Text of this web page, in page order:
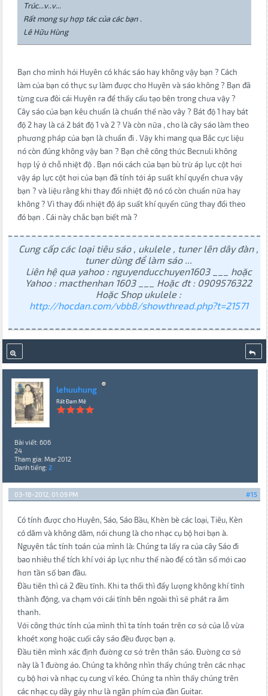
Trúc...v..v...
Rất mong sự hợp tác của các bạn .
Lê Hữu Hùng
Bạn cho mình hỏi Huyên có khác sáo hay không vậy bạn ? Cách
làm của bạn có thực sự làm được cho Huyên và sáo không ? Bạn đã
từng cưa đôi cái Huyên ra để thấy cấu tạo bên trong chưa vậy ?
Cây sáo của bạn kêu chuẩn là chuẩn thế nào vây ? Bát độ 1 hay bát
độ 2 hay là cả 2 bát độ 1 và 2 ? Và còn nữa , cho là cây sáo làm theo
phương pháp của bạn là chuẩn đi . Vậy khi mang qua Bắc cực liệu
nó còn đúng không vậy ban ? Bạn chê công thức Becnuli không
hợp lý ở chỗ nhiệt độ . Bạn nói cách của bạn bù trừ áp lực cột hơi
vậy áp lực cột hơi của bạn đã tính tới áp suất khí quyển chưa vậy
bạn ? và liệu rằng khi thay đổi nhiệt độ nó có còn chuẩn nữa hay
không ? Vì thay đổi nhiệt độ áp suất khí quyển cũng thay đổi theo
đó bạn . Cái này chắc bạn biết mà ?
Cung cấp các loại tiêu sáo , ukulele , tuner lên dây đàn ,
tuner dùng để làm sáo ...
Liên hệ qua yahoo : nguyenducchuyen1603 ___ hoặc
Yahoo : macthenhan 1603 ___ Hoặc đt : 0909576322
Hoặc Shop ukulele :
http://hocdan.com/vbb8/showthread.php?t=21571
lehuuhung
Rất Đam Mê
Bài viết: 606
24
Tham gia: Mar 2012
Danh tiếng: 2
#15
03-18-2012, 01:09 PM
Có tính được cho Huyên, Sáo, Sáo Bầu, Khèn bè các loại, Tiêu, Kèn
có dăm và không dăm, nói chung là cho nhạc cụ bộ hơi bạn à.
Nguyên tắc tính toán của mình là: Chúng ta lấy ra của cây Sáo đi
bao nhiêu thể tích khí với áp lực như thế nào để có tần số mới cao
hơn tần số ban đầu.
Đầu tiên thì cả 2 đều tĩnh. Khi ta thổi thì đẩy lượng không khí tĩnh
thành động, va chạm với cái tĩnh bên ngoài thì sẽ phát ra âm
thanh.
Với công thức tính của mình thì ta tính toán trên cơ sở của lỗ vừa
khoét xong hoặc cuối cây sáo đều được bạn ạ.
Đầu tiên mình xác định đường cơ sở trên thân sáo. Đường cơ sở
này là 1 đường ảo. Chúng ta không nhìn thấy chúng trên các nhạc
cụ bộ hơi và nhạc cụ cung vĩ kéo. Chúng ta nhìn thấy chúng trên
các nhạc cụ dây gảy như là ngăn phím của đàn Guitar.